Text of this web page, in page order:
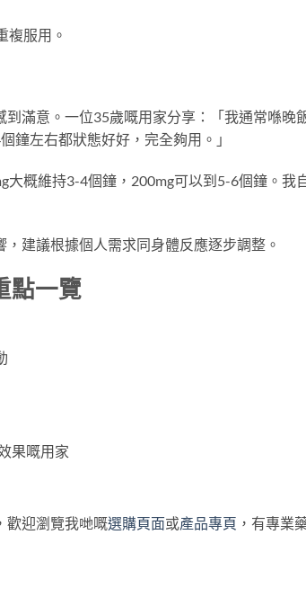
複服用。
滿意。一位35歲嘅用家分享：「我通常喺晚
鐘左右都狀態好好，完全夠用。」
大概維持3-4個鐘，200mg可以到5-6個鐘。我
建議根據個人需求同身體反應逐步調整。
點一覽
果嘅用家
歡迎瀏覽我哋嘅選購頁面或產品專頁 ，有專業